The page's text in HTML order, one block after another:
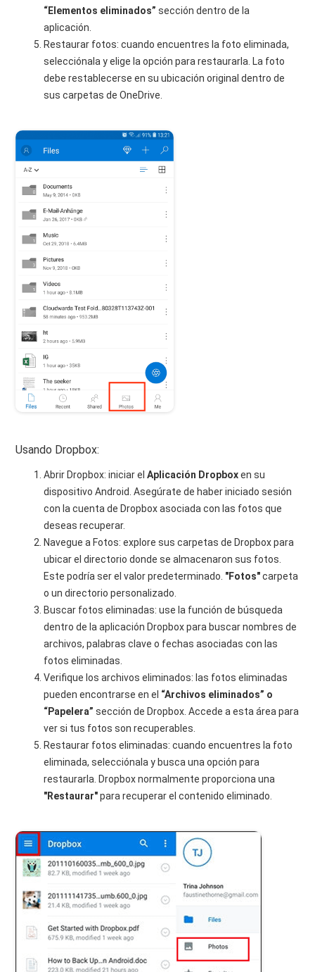
“Elementos eliminados” sección dentro de la
aplicación.
Restaurar fotos: cuando encuentres la foto eliminada,
selecciónala y elige la opción para restaurarla. La foto
debe restablecerse en su ubicación original dentro de
sus carpetas de OneDrive.
Usando Dropbox:
Abrir Dropbox: iniciar elAplicación Dropboxen su
dispositivo Android. Asegúrate de haber iniciado sesión
con la cuenta de Dropbox asociada con las fotos que
deseas recuperar.
Navegue a Fotos: explore sus carpetas de Dropbox para
ubicar el directorio donde se almacenaron sus fotos.
Este podría ser el valor predeterminado. "Fotos"carpeta
o un directorio personalizado.
Buscar fotos eliminadas: use la función de búsqueda
dentro de la aplicación Dropbox para buscar nombres de
archivos, palabras clave o fechas asociadas con las
fotos eliminadas.
Verifique los archivos eliminados: las fotos eliminadas
pueden encontrarse en el “Archivos eliminados” o
“Papelera” sección de Dropbox. Accede a esta área para
ver si tus fotos son recuperables.
Restaurar fotos eliminadas: cuando encuentres la foto
eliminada, selecciónala y busca una opción para
restaurarla. Dropbox normalmente proporciona una
"Restaurar"para recuperar el contenido eliminado.